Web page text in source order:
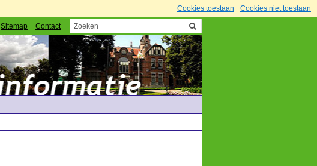
Cookies toestaan Cookies niet toestaan
Sitemap Contact